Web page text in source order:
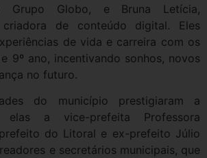
Grupo Globo, e Bruna Letícia,
de conteúdo digital. Eles
de vida e carreira com os
9º ano, incentivando sonhos, novos
no futuro.
do município prestigiaram a
elas a vice-prefeita Professora
do Litoral e ex-prefeito Júlio
e secretários municipais, que